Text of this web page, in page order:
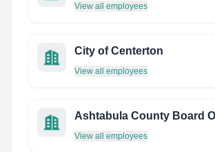
View all employees
City of Centerton
View all employees
Ashtabula County Board
View all employees